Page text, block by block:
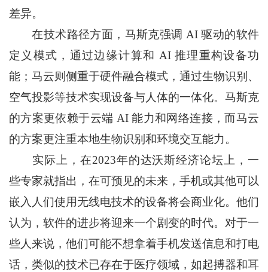
差异。
在技术路径方面，马斯克强调 AI 驱动的软件
定义模式，通过边缘计算和 AI 推理重构设备功
能；马云则侧重于硬件融合模式，通过生物识别、
空气投影等技术实现设备与人体的一体化。马斯克
的方案更依赖于云端 AI 能力和网络连接，而马云
的方案更注重本地生物识别和环境交互能力。
实际上，在2023年的达沃斯经济论坛上，一
些专家就指出，在可预见的未来，手机或其他可以
嵌入人们使用无线电技术的设备将会商业化。他们
认为，软件的进步将迎来一个剧变的时代。对于一
些人来说，他们可能不想拿着手机发送信息和打电
话，类似的技术已存在于医疗领域，如起搏器和耳